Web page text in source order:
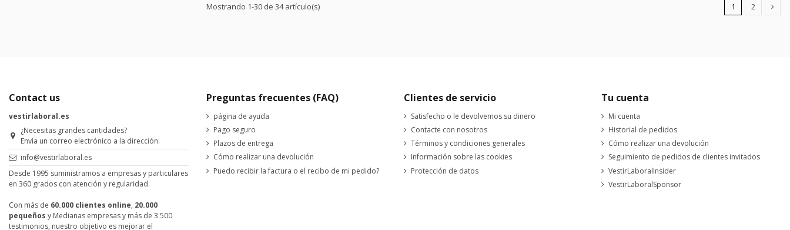
Mostrando 1-30 de 34 artículo(s) 1 2
Contact us
vestirlaboral.es
¿Necesitas grandes cantidades?
Envía un correo electrónico a la dirección:
info@vestirlaboral.es
Desde 1995 suministramos a empresas y particulares
en 360 grados con atención y regularidad.
Con más de 60.000 clientes online, 20.000
pequeños y Medianas empresas y más de 3.500
testimonios, nuestro objetivo es mejorar el
Preguntas frecuentes (FAQ)
página de ayuda
Pago seguro
Plazos de entrega
Cómo realizar una devolución
Puedo recibir la factura o el recibo de mi pedido?
Clientes de servicio
Satisfecho o le devolvemos su dinero
Contacte con nosotros
Términos y condiciones generales
Información sobre las cookies
Protección de datos
Tu cuenta
Mi cuenta
Historial de pedidos
Cómo realizar una devolución
Seguimiento de pedidos de clientes invitados
VestirLaboralInsider
VestirLaboralSponsor